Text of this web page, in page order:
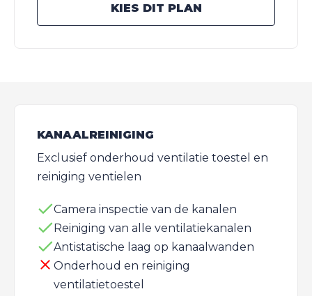
KIES DIT PLAN
KANAALREINIGING
Exclusief onderhoud ventilatie toestel en
reiniging ventielen
Camera inspectie van de kanalen
Reiniging van alle ventilatiekanalen
Antistatische laag op kanaalwanden
Onderhoud en reiniging
ventilatietoestel